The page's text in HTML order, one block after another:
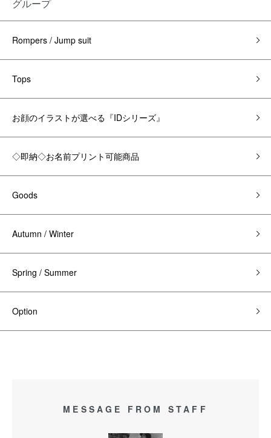
グループ
Rompers / Jump suit
Tops
お顔のイラストが選べる『IDシリーズ』
◇即納◇お名前プリント可能商品
Goods
Autumn / Winter
Spring / Summer
Option
MESSAGE FROM STAFF